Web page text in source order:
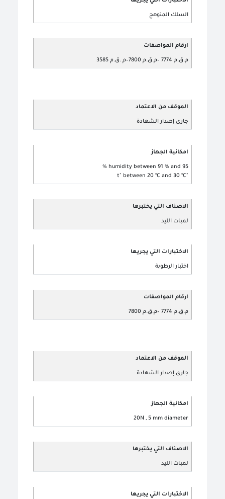
السلك المتوهج
ارقام المواصفات
م.ق.م 7774 –م.ق.م 7800–م .ق.م 3585
الموقف من الاعتماد
جارى إصدار الشهادة
امكانية الجهاز
humidity between 91 % and 95 %
"t" between 20 °C and 30 °C
الاصناف التي يختبرها
لمبات الليد
الاختبارات التي يجريها
اختبار الرطوبة
ارقام المواصفات
م.ق.م 7774 –م.ق.م 7800
الموقف من الاعتماد
جارى إصدار الشهادة
امكانية الجهاز
20N , 5 mm diameter
الاصناف التي يختبرها
لمبات الليد
الاختبارات التي يجريها